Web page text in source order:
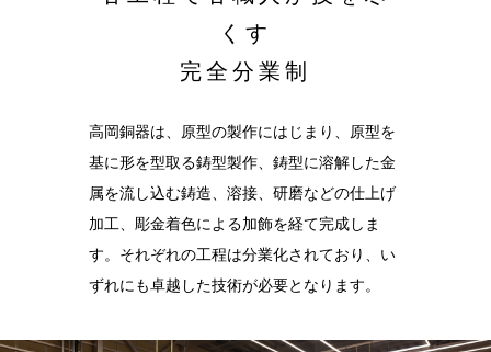
の錫婚式
観光×宿泊プ
医療・ヘルス
ケア
会社概要
SDGsへの取
り組み
くす
完全分業制
高岡銅器は、原型の製作にはじまり、原型を
基に形を型取る鋳型製作、鋳型に溶解した金
属を流し込む鋳造、溶接、研磨などの仕上げ
加工、彫金着色による加飾を経て完成しま
す。それぞれの工程は分業化されており、い
ずれにも卓越した技術が必要となります。